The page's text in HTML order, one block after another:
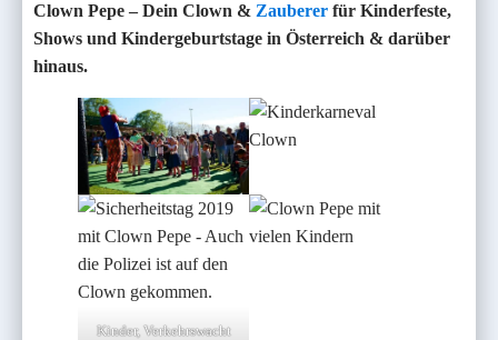
Clown Pepe – Dein Clown & Zauberer für Kinderfeste,
Shows und Kindergeburtstage in Österreich & darüber
hinaus.
Kinder, Verkehrswacht